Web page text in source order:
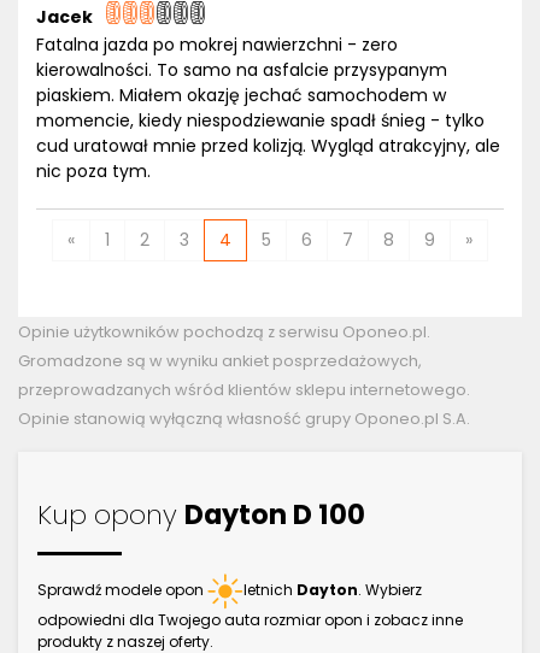
Jacek
Fatalna jazda po mokrej nawierzchni - zero
kierowalności. To samo na asfalcie przysypanym
piaskiem. Miałem okazję jechać samochodem w
momencie, kiedy niespodziewanie spadł śnieg - tylko
cud uratował mnie przed kolizją. Wygląd atrakcyjny, ale
nic poza tym.
« 1 2 3 4 5 6 7 8 9 »
Opinie użytkowników pochodzą z serwisu Oponeo.pl.
Gromadzone są w wyniku ankiet posprzedażowych,
przeprowadzanych wśród klientów sklepu internetowego.
Opinie stanowią wyłączną własność grupy Oponeo.pl S.A.
Kup opony Dayton D 100
Sprawdź modele opon letnich Dayton. Wybierz
odpowiedni dla Twojego auta rozmiar opon i zobacz inne
produkty z naszej oferty.